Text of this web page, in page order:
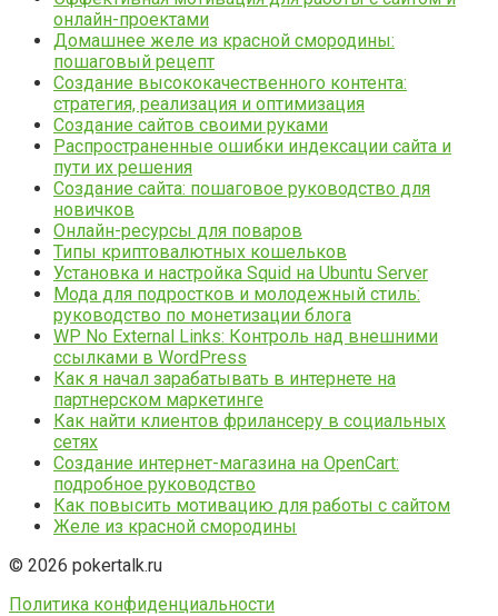
онлайн-проектами
Домашнее желе из красной смородины:
пошаговый рецепт
Создание высококачественного контента:
стратегия, реализация и оптимизация
Создание сайтов своими руками
Распространенные ошибки индексации сайта и
пути их решения
Создание сайта: пошаговое руководство для
новичков
Онлайн-ресурсы для поваров
Типы криптовалютных кошельков
Установка и настройка Squid на Ubuntu Server
Мода для подростков и молодежный стиль:
руководство по монетизации блога
WP No External Links: Контроль над внешними
ссылками в WordPress
Как я начал зарабатывать в интернете на
партнерском маркетинге
Как найти клиентов фрилансеру в социальных
сетях
Создание интернет-магазина на OpenCart:
подробное руководство
Как повысить мотивацию для работы с сайтом
Желе из красной смородины
© 2026 pokertalk.ru
Политика конфиденциальности